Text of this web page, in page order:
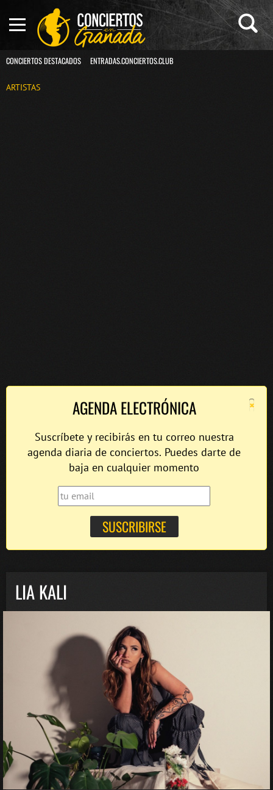
CONCIERTOS DESTACADOS ENTRADAS.CONCIERTOS.CLUB
ARTISTAS
×
AGENDA ELECTRÓNICA
Suscríbete y recibirás en tu correo nuestra
agenda diaria de conciertos. Puedes darte de
baja en cualquier momento
LIA KALI